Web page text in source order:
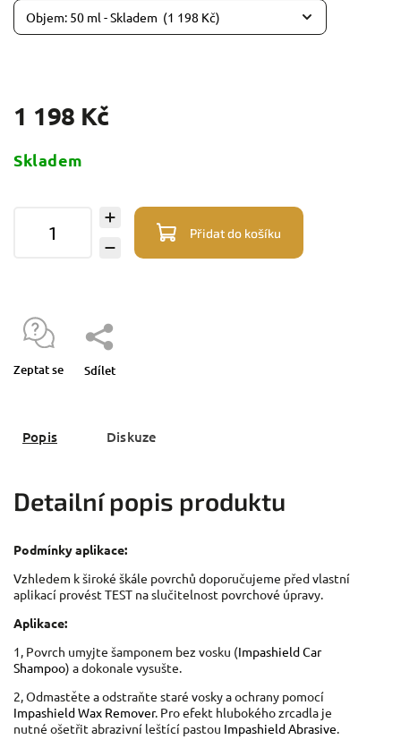
1 198 Kč
Skladem
Přidat do košíku
Zeptat se Sdílet
Popis Diskuze
Detailní popis produktu
Podmínky aplikace:
Vzhledem k široké škále povrchů doporučujeme před vlastní
aplikací provést TEST na slučitelnost povrchové úpravy.
Aplikace:
1, Povrch umyjte šamponem bez vosku (Impashield Car
Shampoo) a dokonale vysušte.
2, Odmastěte a odstraňte staré vosky a ochrany pomocí
Impashield Wax Remover. Pro efekt hlubokého zrcadla je
nutné ošetřit abrazivní leštící pastou Impashield Abrasive.